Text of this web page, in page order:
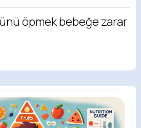
öpmek bebeğe zarar